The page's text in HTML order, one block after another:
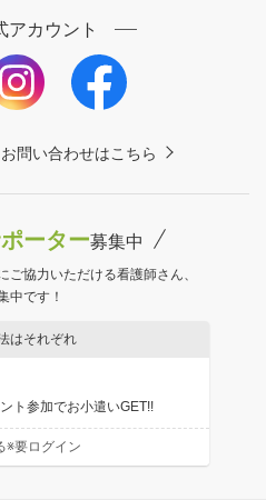
アカウント
問い合わせはこちら
ーター募集中
ご協力いただける看護師さん、
中です！
はそれぞれ
ト参加でお小遣いGET!!
※要ログイン